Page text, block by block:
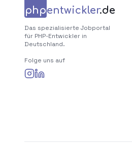
phpentwickler.de
Das spezialisierte Jobportal
für PHP-Entwickler in
Deutschland.
Folge uns auf